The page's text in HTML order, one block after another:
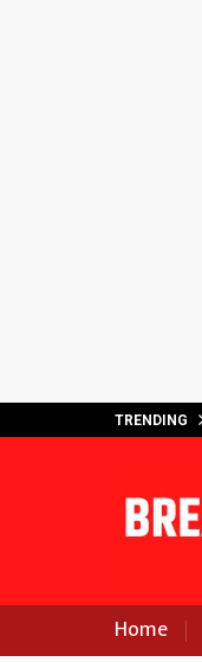
TRENDING
Home